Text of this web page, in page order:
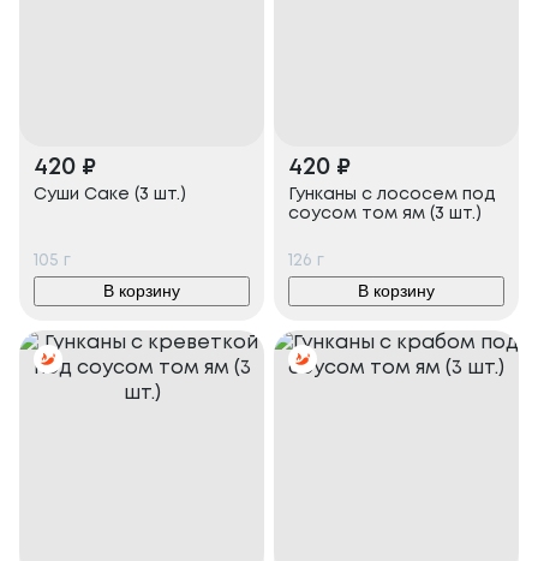
420 ₽
Суши Саке (3 шт.)
105 г
В корзину
420 ₽
Гунканы с лососем под
соусом том ям (3 шт.)
126 г
В корзину